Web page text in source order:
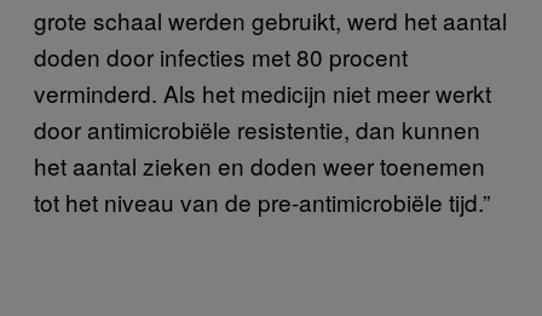
grote schaal werden gebruikt, werd het aantal
doden door infecties met 80 procent
verminderd. Als het medicijn niet meer werkt
door antimicrobiële resistentie, dan kunnen
het aantal zieken en doden weer toenemen
tot het niveau van de pre-antimicrobiële tijd.”